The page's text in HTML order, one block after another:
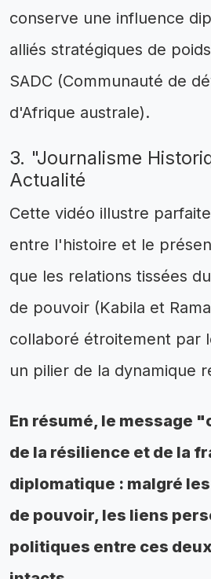
conserve une influence
alliés stratégiques de
SADC (Communauté de
d'Afrique australe).
3. "Journalisme
Actualité
Cette vidéo illustre
entre l'histoire et le
que les relations tissées
de pouvoir (Kabila et
collaboré étroitement par
un pilier de la dynamique
En résumé, le message
de la résilience et de la
diplomatique : malgré
de pouvoir, les liens
politiques entre ces